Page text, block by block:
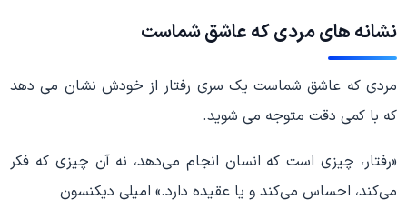
نشانه های مردی که عاشق شماست
مردی که عاشق شماست یک سری رفتار از خودش نشان می دهد
که با کمی دقت متوجه می شوید.
«رفتار، چیزی است که انسان انجام می‌دهد، نه آن چیزی که فکر
می‌کند، احساس می‌کند و یا عقیده دارد.» امیلی دیکنسون